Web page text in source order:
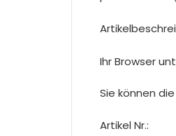
Ihr Browser
Sie können
Artikel Nr.: